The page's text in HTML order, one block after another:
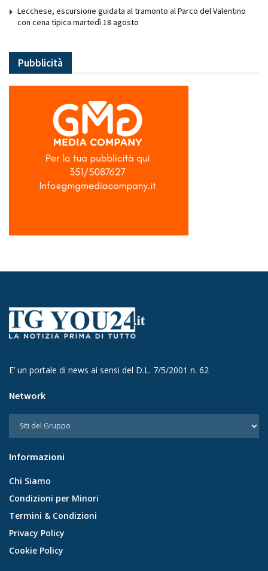
Lecchese, escursione guidata al tramonto al Parco del Valentino
con cena tipica martedì 18 agosto
Pubblicità
E’ un portale di news ai sensi del D.L. 7/5/2001 n. 62
Network
Informazioni
Chi Siamo
Condizioni per Minori
Termini & Condizioni
Privacy Policy
Cookie Policy